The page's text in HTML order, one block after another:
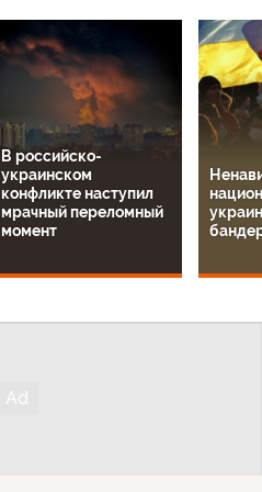
В российско-
украинском
конфликте наступил
мрачный переломный
момент